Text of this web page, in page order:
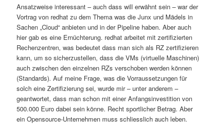
Ansatzweise interessant – auch dass will erwähnt sein – war der
Vortrag von redhat zu dem Thema was die Junx und Mädels in
Sachen „Cloud“ anbieten und in der Pipeline haben. Aber auch
hier gab es eine Ernüchterung. redhat arbeitet mit zertifizierten
Rechenzentren, was bedeutet dass man sich als RZ zertifizieren
kann, um so sicherzustellen, dass die VMs (virtuelle Maschinen)
auch zwischen den einzelnen RZs verschoben werden können
(Standards). Auf meine Frage, was die Vorraussetzungen für
solch eine Zertifizierung sei, wurde mir – unter anderem –
geantwortet, dass man schon mit einer Anfangsinvestition von
500.000 Euro dabei sein könne. Recht sportlicher Betrag. Aber
ein Opensource-Unternehmen muss schliesslich auch leben.